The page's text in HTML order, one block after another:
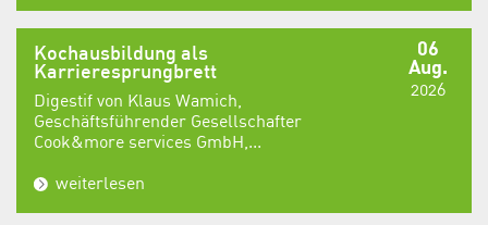
06
Aug.
2026
Kochausbildung als
Karrieresprungbrett
Digestif von Klaus Wamich,
Geschäftsführender Gesellschafter
Cook&more services GmbH,...
weiterlesen